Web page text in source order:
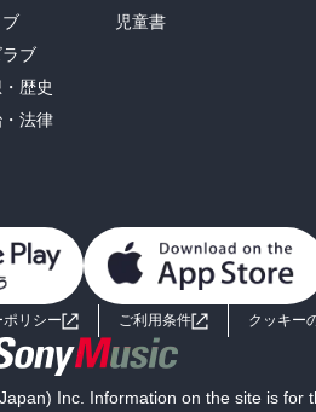
ブ
歴史
法律
児童書
リシー ご利用条件 クッキー
Inc. Information on the site is for